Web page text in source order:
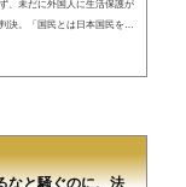
、未だに外国人に生活保護が
決。「国民とは日本国民を意
なと騒ぐのに、法